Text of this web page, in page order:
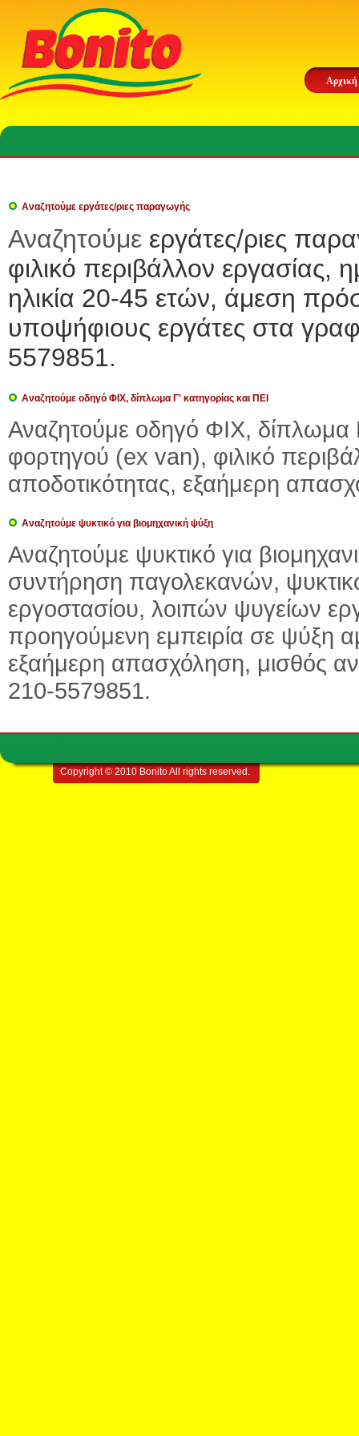
Αρχική
Αναζητούμε εργάτες/ριες παραγωγής
Αναζητούμε εργάτες/ριες
φιλικό περιβάλλον
ηλικία 20-45 ετών, άμεση
υποψήφιους εργάτες στα
5579851.
Αναζητούμε οδηγό ΦΙΧ, δίπλωμα Γ' κατηγορίας και ΠΕΙ
Αναζητούμε οδηγό ΦΙΧ, δίπλωμα
φορτηγού (ex van), φιλικό
αποδοτικότητας, εξαήμερη
Αναζητούμε ψυκτικό για βιομηχανική ψύξη
Αναζητούμε ψυκτικό για
συντήρηση παγολεκανών,
εργοστασίου, λοιπών ψυγείων
προηγούμενη εμπειρία σε ψύξη
εξαήμερη απασχόληση, μισθός
210-5579851.
Copyright © 2010 Bonito All rights reserved.